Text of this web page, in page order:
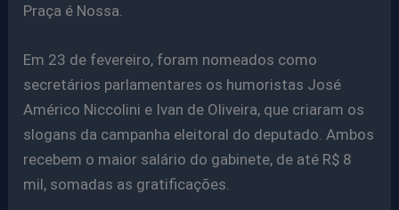
Praça é Nossa.
Em 23 de fevereiro, foram nomeados como
secretários parlamentares os humoristas José
Américo Niccolini e Ivan de Oliveira, que criaram os
slogans da campanha eleitoral do deputado. Ambos
recebem o maior salário do gabinete, de até R$ 8
mil, somadas as gratificações.